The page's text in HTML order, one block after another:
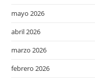
mayo 2026
abril 2026
marzo 2026
febrero 2026